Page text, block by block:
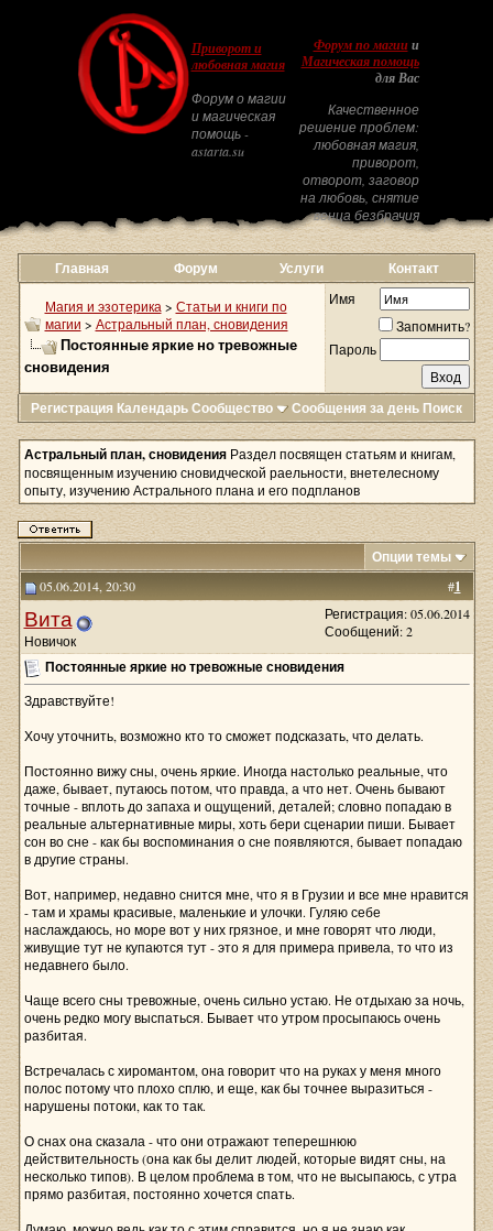
Приворот и
любовная магия
Форум о магии
и магическая
помощь -
astarta.su
Форум по магиии
Магическая помощь
для Вас
Качественное
решение проблем:
любовная магия,
приворот,
отворот, заговор
на любовь, снятие
венца безбрачия
Главная Форум Услуги Контакт
Магия и эзотерика > Статьи и книги по
магии > Астральный план, сновидения
Постоянные яркие но тревожные
сновидения
Имя
Запомнить?
Пароль
Регистрация КалендарьСообщество Сообщения за день Поиск
Астральный план, сновидения Раздел посвящен статьям и книгам,
посвященным изучению сновидческой раельности, внетелесному
опыту, изучению Астрального плана и его подпланов
Опции темы
#1
05.06.2014, 20:30
Вита
Новичок
Регистрация: 05.06.2014
Сообщений: 2
Постоянные яркие но тревожные сновидения
Здравствуйте!
Хочу уточнить, возможно кто то сможет подсказать, что делать.
Постоянно вижу сны, очень яркие. Иногда настолько реальные, что
даже, бывает, путаюсь потом, что правда, а что нет. Очень бывают
точные - вплоть до запаха и ощущений, деталей; словно попадаю в
реальные альтернативные миры, хоть бери сценарии пиши. Бывает
сон во сне - как бы воспоминания о сне появляются, бывает попадаю
в другие страны.
Вот, например, недавно снится мне, что я в Грузии и все мне нравится
- там и храмы красивые, маленькие и улочки. Гуляю себе
наслаждаюсь, но море вот у них грязное, и мне говорят что люди,
живущие тут не купаются тут - это я для примера привела, то что из
недавнего было.
Чаще всего сны тревожные, очень сильно устаю. Не отдыхаю за ночь,
очень редко могу выспаться. Бывает что утром просыпаюсь очень
разбитая.
Встречалась с хиромантом, она говорит что на руках у меня много
полос потому что плохо сплю, и еще, как бы точнее выразиться -
нарушены потоки, как то так.
О снах она сказала - что они отражают теперешнюю
действительность (она как бы делит людей, которые видят сны, на
несколько типов). В целом проблема в том, что не высыпаюсь, с утра
прямо разбитая, постоянно хочется спать.